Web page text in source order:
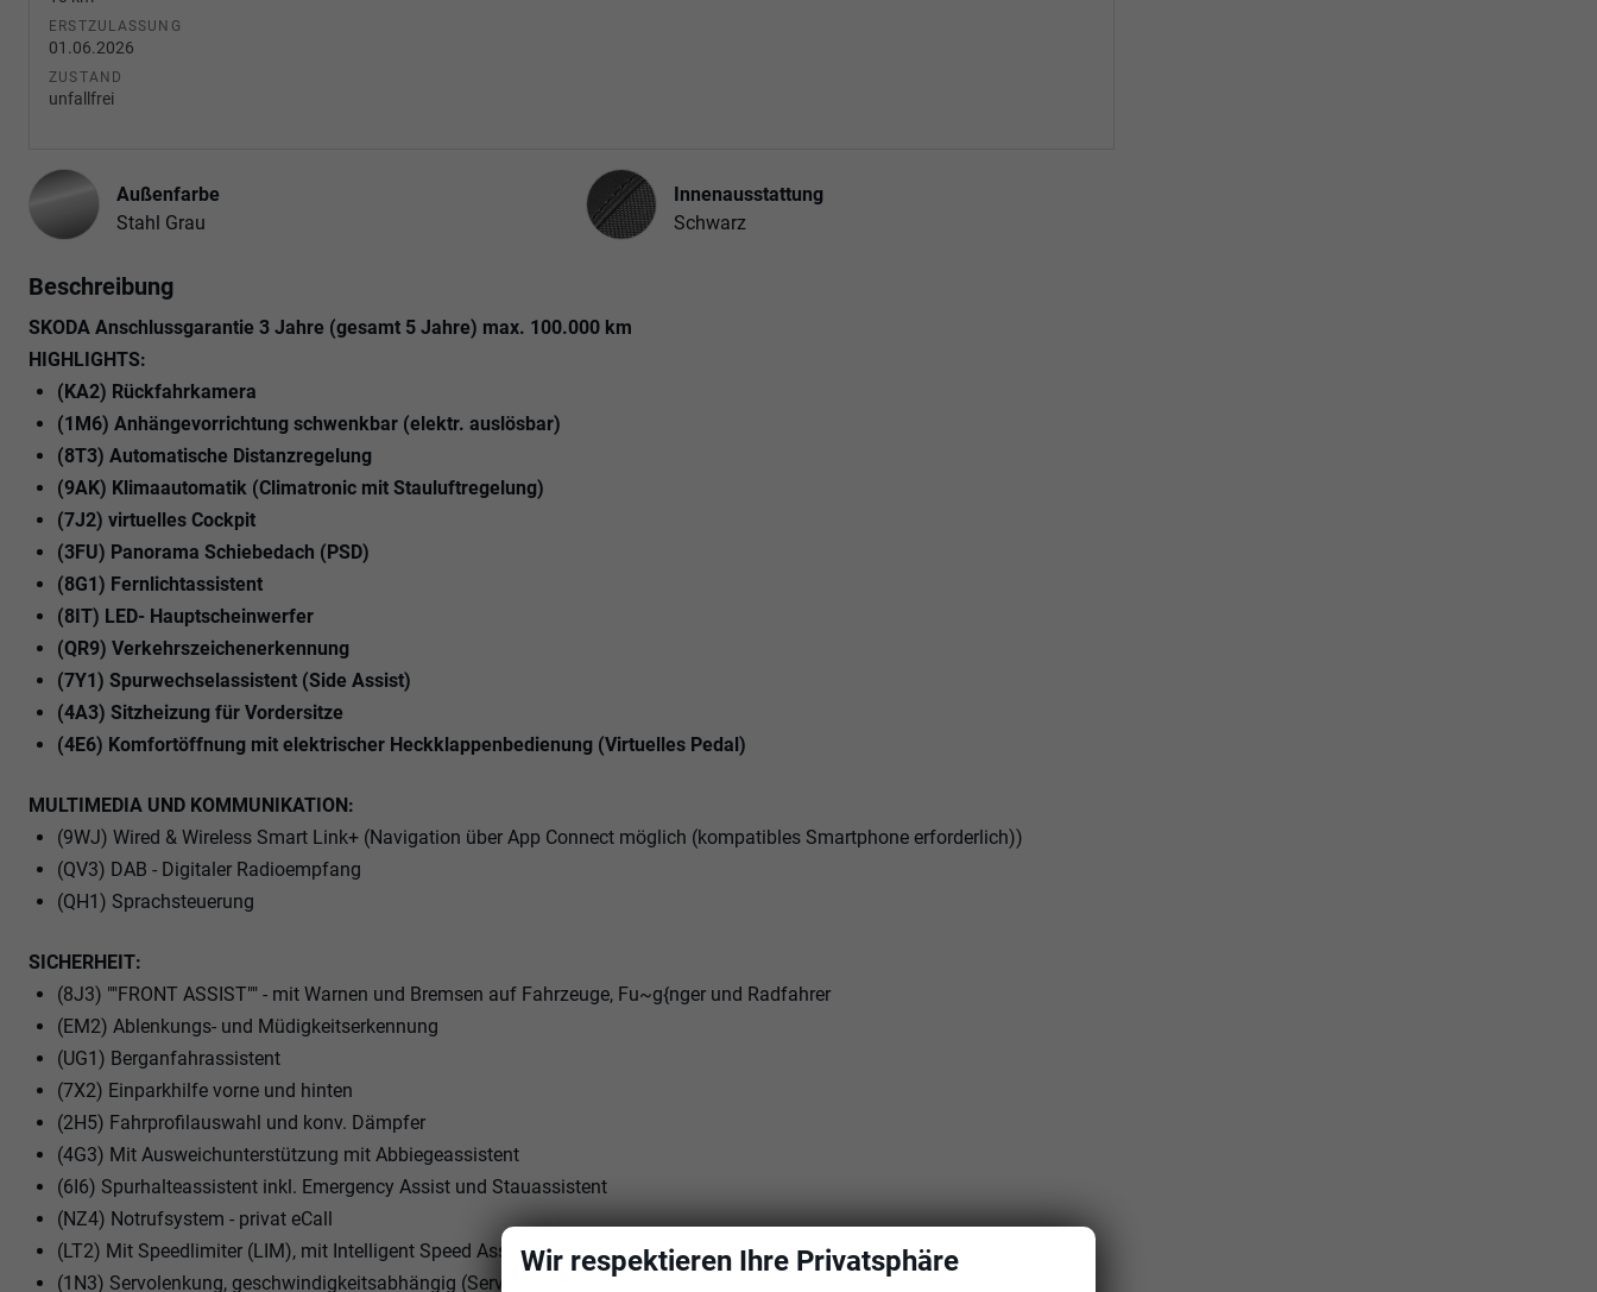
ERSTZULASSUNG
01.06.2026
ZUSTAND
unfallfrei
Außenfarbe
Stahl Grau
Innenausstattung
Innenausstattung
Schwarz
Beschreibung
SKODA Anschlussgarantie 3 Jahre (gesamt 5 Jahre) max. 100.000 km
HIGHLIGHTS:
(KA2) Rückfahrkamera
(1M6) Anhängevorrichtung schwenkbar (elektr. auslösbar)
(8T3) Automatische Distanzregelung
(9AK) Klimaautomatik (Climatronic mit Stauluftregelung)
(7J2) virtuelles Cockpit
(3FU) Panorama Schiebedach (PSD)
(8G1) Fernlichtassistent
(8IT) LED- Hauptscheinwerfer
(QR9) Verkehrszeichenerkennung
(7Y1) Spurwechselassistent (Side Assist)
(4A3) Sitzheizung für Vordersitze
(4E6) Komfortöffnung mit elektrischer Heckklappenbedienung (Virtuelles Pedal)
MULTIMEDIA UND KOMMUNIKATION:
(9WJ) Wired & Wireless Smart Link+ (Navigation über App Connect möglich (kompatibles Smartphone erforderlich))
(QV3) DAB - Digitaler Radioempfang
(QH1) Sprachsteuerung
SICHERHEIT:
(8J3) ""FRONT ASSIST"" - mit Warnen und Bremsen auf Fahrzeuge, Fu~g{nger und Radfahrer
(EM2) Ablenkungs- und Müdigkeitserkennung
(UG1) Berganfahrassistent
(7X2) Einparkhilfe vorne und hinten
(2H5) Fahrprofilauswahl und konv. Dämpfer
(4G3) Mit Ausweichunterstützung mit Abbiegeassistent
(6I6) Spurhalteassistent inkl. Emergency Assist und Stauassistent
(NZ4) Notrufsystem - privat eCall
(LT2) Mit Speedlimiter (LIM), mit Intelligent Speed Assist (ISA)
(1N3) Servolenkung, geschwindigkeitsabhängig (Servotronic)
Wir respektieren Ihre Privatsphäre